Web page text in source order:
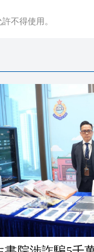
不得使用。